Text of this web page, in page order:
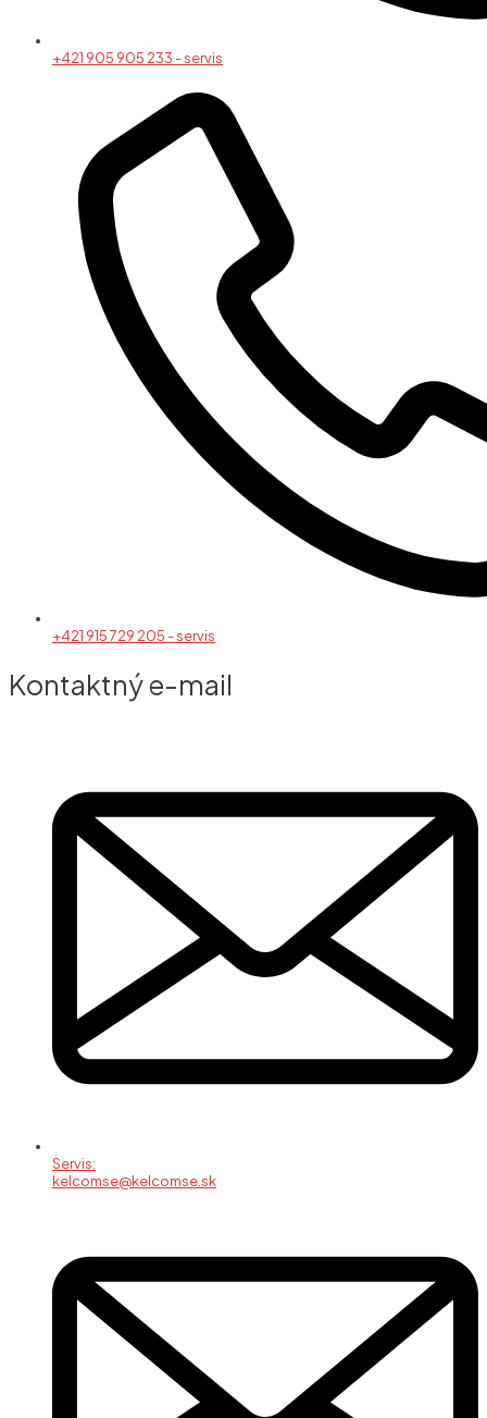
+421 905 905 233 - servis
+421 915 729 205 - servis
Kontaktný e-mail
Servis:
kelcomse@kelcomse.sk